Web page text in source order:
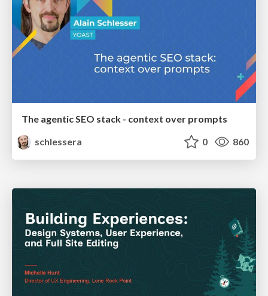
The agentic SEO stack - context over prompts
schlessera
0 860